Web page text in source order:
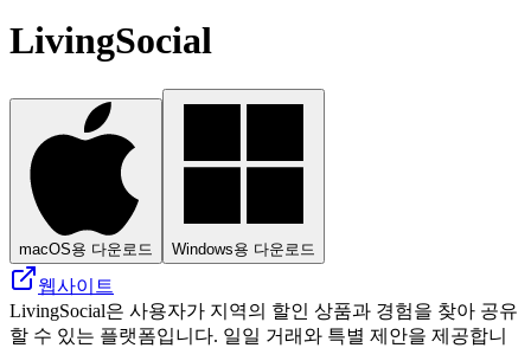
LivingSocial
macOS용 다운로드 Windows용 다운로드
웹사이트
LivingSocial은 사용자가 지역의 할인 상품과 경험을 찾아 공유
할 수 있는 플랫폼입니다. 일일 거래와 특별 제안을 제공합니